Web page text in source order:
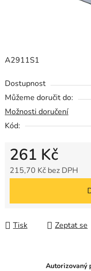
A2911S1
Dostupnost
Můžeme doručit do:
Možnosti doručení
Kód:
261 Kč
215,70 Kč bez DPH
Tisk Zeptat se
Autorizovaný